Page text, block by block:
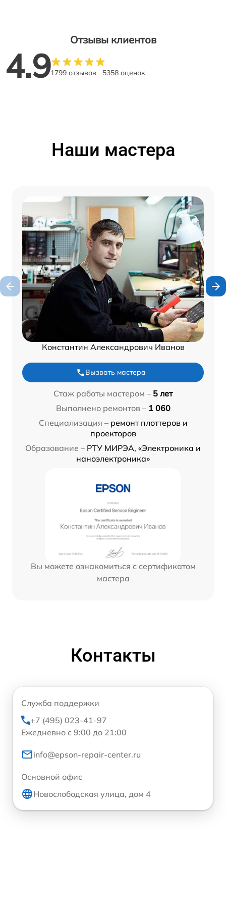
Отзывы клиентов
4.91799 отзывов 5358 оценок
Наши мастера
Константин Александрович Иванов
Вызвать мастера
Стаж работы мастером – 5 лет
Выполнено ремонтов – 1 060
Специализация – ремонт плоттеров и
проекторов
Образование – РТУ МИРЭА, «Электроника и
наноэлектроника»
Вы можете ознакомиться с сертификатом
мастера
Контакты
Служба поддержки
+7 (495) 023-41-97
Ежедневно с 9:00 до 21:00
info@epson-repair-center.ru
Основной офис
Новослободская улица, дом 4